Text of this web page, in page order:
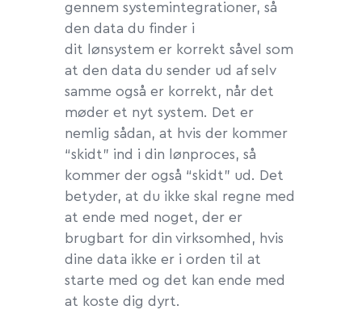
gennem systemintegrationer, så
den data du finder i
dit lønsystem er korrekt såvel som
at den data du sender ud af selv
samme også er korrekt, når det
møder et nyt system. Det er
nemlig sådan, at hvis der kommer
“skidt” ind i din lønproces, så
kommer der også “skidt” ud. Det
betyder, at du ikke skal regne med
at ende med noget, der er
brugbart for din virksomhed, hvis
dine data ikke er i orden til at
starte med og det kan ende med
at koste dig dyrt.